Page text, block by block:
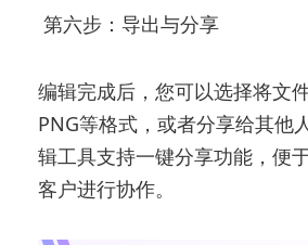
第六步：导出与分享
编辑完成后，您可以选择将文件
PNG等格式，或者分享给其他
辑工具支持一键分享功能，便
客户进行协作。